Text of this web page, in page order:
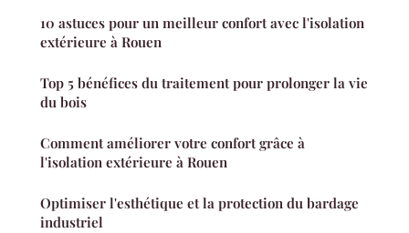
10 astuces pour un meilleur confort avec l'isolation
extérieure à Rouen
Top 5 bénéfices du traitement pour prolonger la vie
du bois
Comment améliorer votre confort grâce à
l'isolation extérieure à Rouen
Optimiser l'esthétique et la protection du bardage
industriel